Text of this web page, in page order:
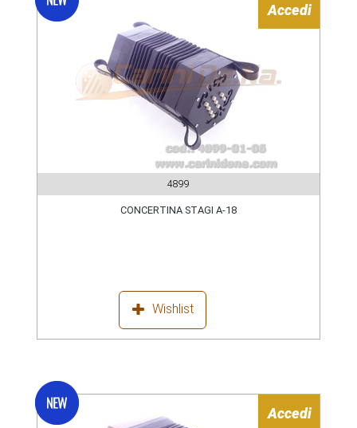
Accedi
4899
CONCERTINA STAGI A-18
Wishlist
Accedi